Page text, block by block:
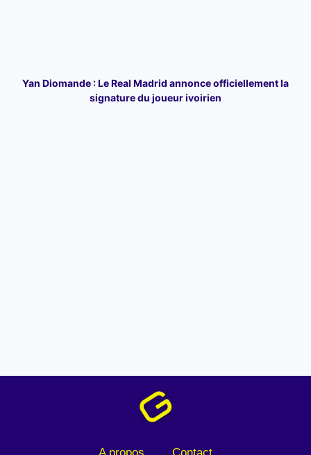
Yan Diomande : Le Real Madrid annonce officiellement la
signature du joueur ivoirien